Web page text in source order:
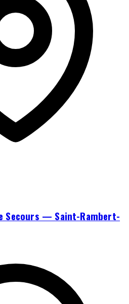
Secours — Saint-Rambert-